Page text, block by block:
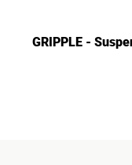
GRIPPLE -